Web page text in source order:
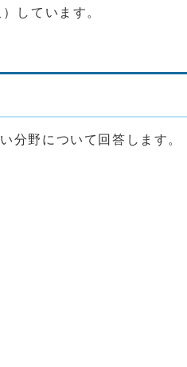
しています。
分野について回答します。